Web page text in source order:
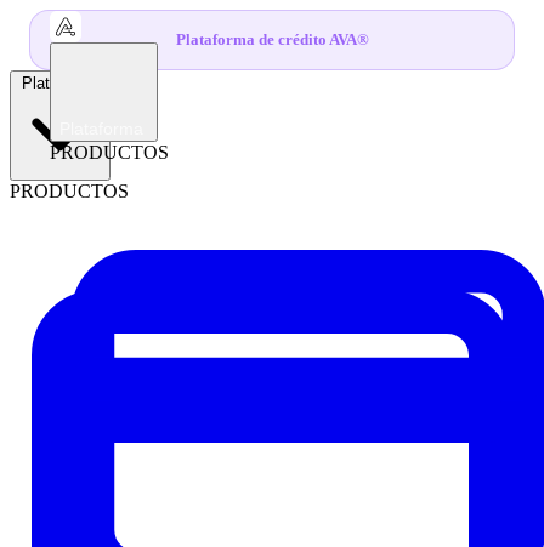
Plataforma de crédito AVA®
PRODUCTOS
Plataforma
PRODUCTOS